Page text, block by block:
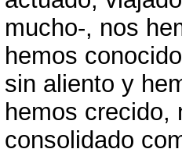
mucho-, nos
hemos
sin aliento y
hemos crecido,
consolidado